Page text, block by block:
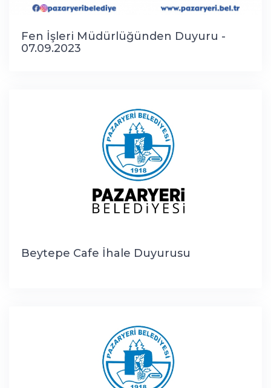
Fen İşleri Müdürlüğünden Duyuru -
07.09.2023
Beytepe Cafe İhale Duyurusu